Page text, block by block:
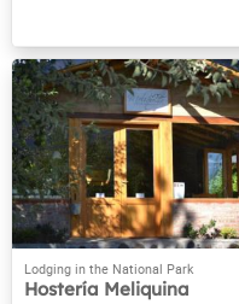
Hostería Meliquina